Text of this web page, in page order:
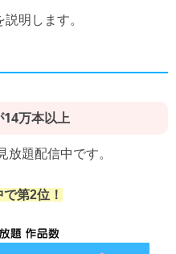
明します。
万本以上
題配信中です。
第2位！